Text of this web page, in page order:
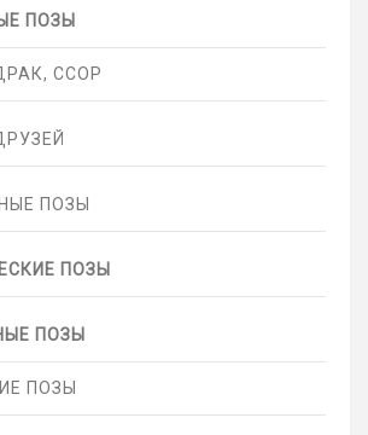
ПОЗЫ
ССОР
ПОЗЫ
ПОЗЫ
ПОЗЫ
ПОЗЫ